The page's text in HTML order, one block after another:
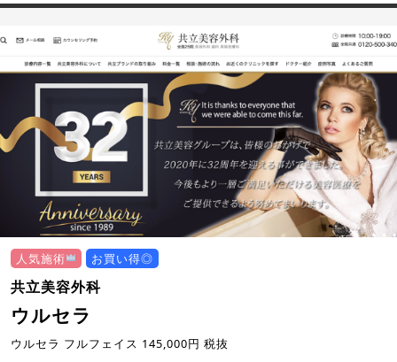
人気施術 お買い得◎
共立美容外科
ウルセラ
ウルセラ フルフェイス 145,000円 税抜